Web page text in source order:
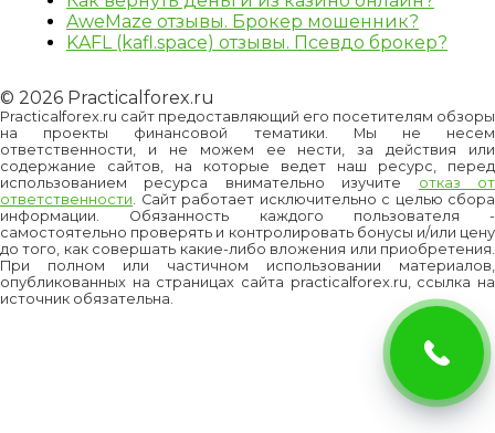
AweMaze отзывы. Брокер мошенник?
KAFL (kafl.space) отзывы. Псевдо брокер?
© 2026 Practicalforex.ru
Practicalforex.ru сайт предоставляющий его посетителям обзоры
на проекты финансовой тематики. Мы не несем
ответственности, и не можем ее нести, за действия или
содержание сайтов, на которые ведет наш ресурс, перед
использованием ресурса внимательно изучите отказ от
ответственности . Сайт работает исключительно с целью сбора
информации. Обязанность каждого пользователя -
самостоятельно проверять и контролировать бонусы и/или цену
до того, как совершать какие-либо вложения или приобретения.
При полном или частичном использовании материалов,
опубликованных на страницах сайта practicalforex.ru, ссылка на
источник обязательна.